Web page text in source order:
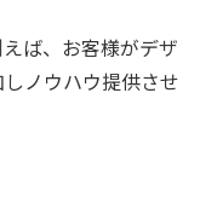
ば、お客様がデザ
ノウハウ提供させ